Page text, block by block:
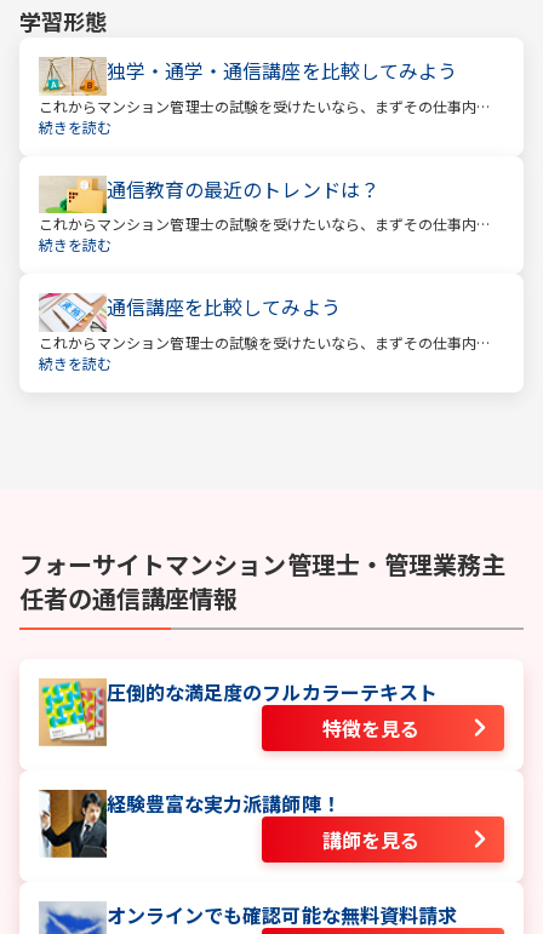
学習形態
独学・通学・通信講座を比較してみよう
これからマンション管理士の試験を受けたいなら、まずその仕事内容
を確かめましょう。この仕事では、マンション管理組合の総合的なサ
続きを読む
通信教育の最近のトレンドは？
これからマンション管理士の試験を受けたいなら、まずその仕事内容
を確かめましょう。この仕事では、マンション管理組合の総合的なサ
続きを読む
通信講座を比較してみよう
これからマンション管理士の試験を受けたいなら、まずその仕事内容
を確かめましょう。この仕事では、マンション管理組合の総合的なサ
続きを読む
フォーサイトマンション管理士・管理業務主
任者の通信講座情報
圧倒的な満足度のフルカラーテキスト
特徴を見る
経験豊富な実力派講師陣！
講師を見る
オンラインでも確認可能な無料資料請求